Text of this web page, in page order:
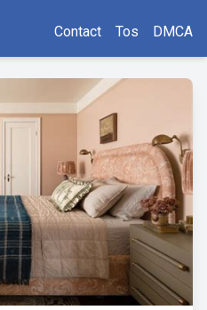
Contact Tos DMCA